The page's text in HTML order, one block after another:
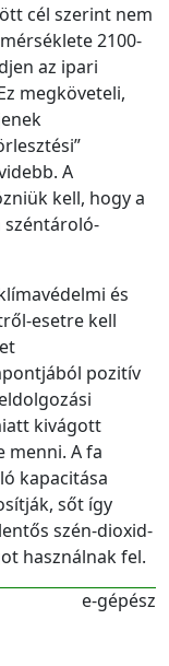
cél szerint nem
2100-
az ipari
megköveteli,
A
kell, hogy a
széntároló-
és
esetre kell
pozitív
kivágott
menni. A fa
kapacitása
sőt így
szén-dioxid-
használnak fel.
e-gépész